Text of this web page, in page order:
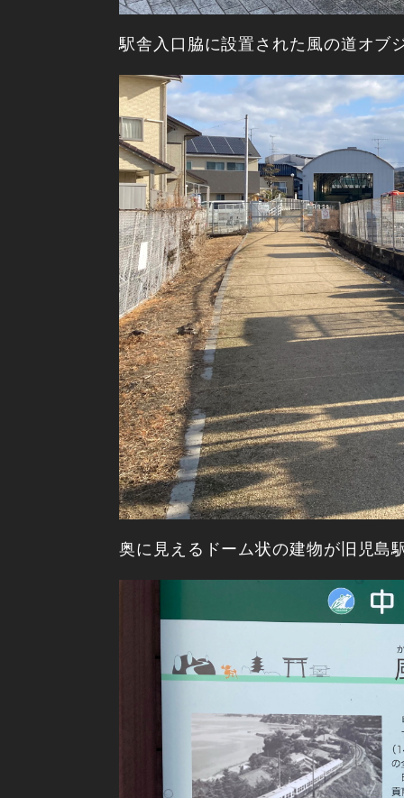
駅舎入口脇に設置された風の道オブ
奥に見えるドーム状の建物が旧児島